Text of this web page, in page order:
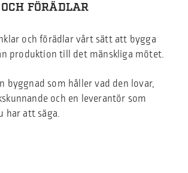
FÖRÄDLAR
och förädlar vårt sätt att bygga
produktion till det mänskliga mötet.
byggnad som håller vad den lovar,
och en leverantör som
har att säga.